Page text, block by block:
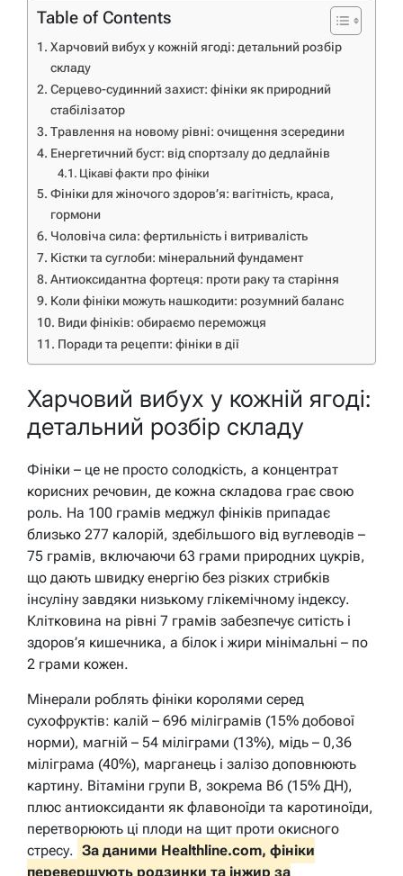
Table of Contents
Харчовий вибух у кожній ягоді: детальний розбір
складу
Серцево-судинний захист: фініки як природний
стабілізатор
Травлення на новому рівні: очищення зсередини
Енергетичний буст: від спортзалу до дедлайнів
Цікаві факти про фініки
Фініки для жіночого здоров’я: вагітність, краса,
гормони
Чоловіча сила: фертильність і витривалість
Кістки та суглоби: мінеральний фундамент
Антиоксидантна фортеця: проти раку та старіння
Коли фініки можуть нашкодити: розумний баланс
Види фініків: обираємо переможця
Поради та рецепти: фініки в дії
Харчовий вибух у кожній ягоді:
детальний розбір складу
Фініки – це не просто солодкість, а концентрат
корисних речовин, де кожна складова грає свою
роль. На 100 грамів меджул фініків припадає
близько 277 калорій, здебільшого від вуглеводів –
75 грамів, включаючи 63 грами природних цукрів,
що дають швидку енергію без різких стрибків
інсуліну завдяки низькому глікемічному індексу.
Клітковина на рівні 7 грамів забезпечує ситість і
здоров’я кишечника, а білок і жири мінімальні – по
2 грами кожен.
Мінерали роблять фініки королями серед
сухофруктів: калій – 696 міліграмів (15% добової
норми), магній – 54 міліграми (13%), мідь – 0,36
міліграма (40%), марганець і залізо доповнюють
картину. Вітаміни групи B, зокрема B6 (15% ДН),
плюс антиоксиданти як флавоноїди та каротиноїди,
перетворюють ці плоди на щит проти окисного
стресу. За даними Healthline.com, фініки
перевершують родзинки та інжир за